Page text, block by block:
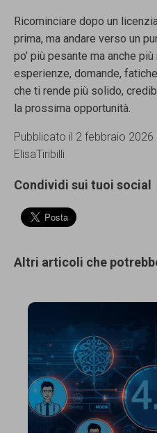
Ricominciare dopo un
prima, ma andare verso un
po’ più pesante ma anche
esperienze, domande,
che ti rende più solido,
la prossima opportunità.
Pubblicato il 2 febbraio 2026
ElisaTiribilli
Condividi sui tuoi social
Altri articoli che